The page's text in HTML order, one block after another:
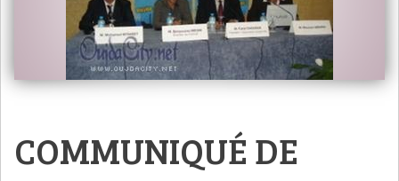
COMMUNIQUÉ DE